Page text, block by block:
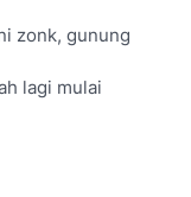
zonk, gunung
lagi mulai